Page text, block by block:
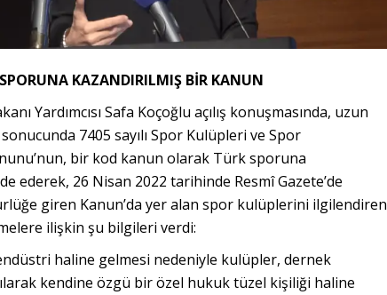
KAZANDIRILMIŞ BİR KANUN
Yardımcısı Safa Koçoğlu açılış konuşmasında, uzun
7405 sayılı Spor Kulüpleri ve Spor
bir kod kanun olarak Türk sporuna
ederek, 26 Nisan 2022 tarihinde Resmî Gazete’de
giren Kanun’da yer alan spor kulüplerini ilgilendiren
ilişkin şu bilgileri verdi:
haline gelmesi nedeniyle kulüpler, dernek
kendine özgü bir özel hukuk tüzel kişiliği haline